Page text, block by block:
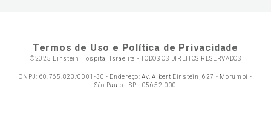
Termos de Uso e Política de Privacidade
©2025 Einstein Hospital Israelita -TODOS OS DIREITOS RESERVADOS
CNPJ: 60.765.823/0001-30 - Endereço: Av. Albert Einstein, 627 - Morumbi -
São Paulo - SP - 05652-000